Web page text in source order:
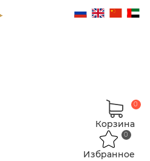
Корзина
0
Избранное
0